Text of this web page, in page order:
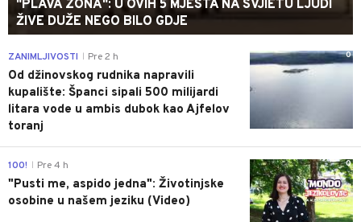
"PLAVA ZONA": U OVIH 5 MJESTA NA SVJIETU LJUDI
ŽIVE DUŽE NEGO BILO GDJE
0
ZANIMLJIVOSTI Pre 2 h
Od džinovskog rudnika napravili
kupalište: Španci sipali 500 milijardi
litara vode u ambis dubok kao Ajfelov
toranj
0
100! Pre 4 h
"Pusti me, aspido jedna": Životinjske
osobine u našem jeziku (Video)